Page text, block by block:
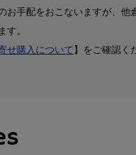
お手配をおこないますが、
す。
せ購入について 】をご確認く